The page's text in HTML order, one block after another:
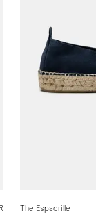
The Espadrille